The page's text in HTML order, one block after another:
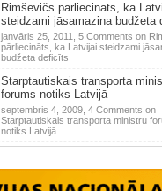
Rimšēvičs pārliecināts, ka
steidzami jāsamazina budžeta
janvāris 25, 2011, 5 Comments on
pārliecināts, ka Latvijai steidzami
budžeta deficīts
Starptautiskais transporta
forums notiks Latvijā
septembris 4, 2009, 4 Comments on
Starptautiskais transporta ministru
notiks Latvijā